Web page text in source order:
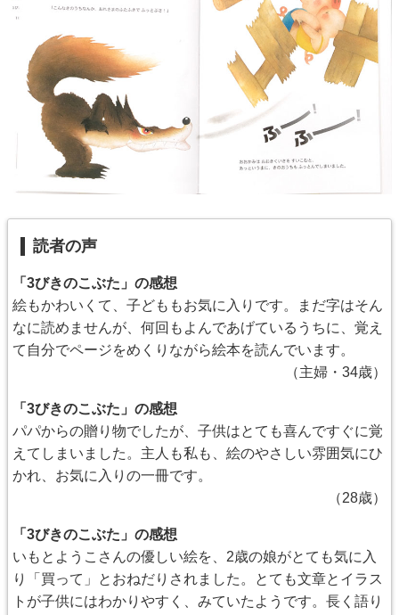
読者の声
「3びきのこぶた」の感想
絵もかわいくて、子どももお気に入りです。まだ字はそん
なに読めませんが、何回もよんであげているうちに、覚え
て自分でページをめくりながら絵本を読んでいます。
（主婦・34歳）
「3びきのこぶた」の感想
パパからの贈り物でしたが、子供はとても喜んですぐに覚
えてしまいました。主人も私も、絵のやさしい雰囲気にひ
かれ、お気に入りの一冊です。
（28歳）
「3びきのこぶた」の感想
いもとようこさんの優しい絵を、2歳の娘がとても気に入
り「買って」とおねだりされました。とても文章とイラス
トが子供にはわかりやすく、みていたようです。長く語り